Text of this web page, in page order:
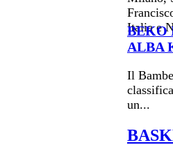
BEKO
ALBA
Il
un...